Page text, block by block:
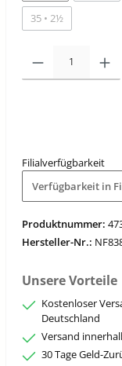
35 • 2½
Filialverfügbarkeit
Verfügbarkeit in
Produktnummer:
Hersteller-Nr.:
Unsere Vorteile
Kostenloser
Deutschland
Versand
30 Tage Geld-